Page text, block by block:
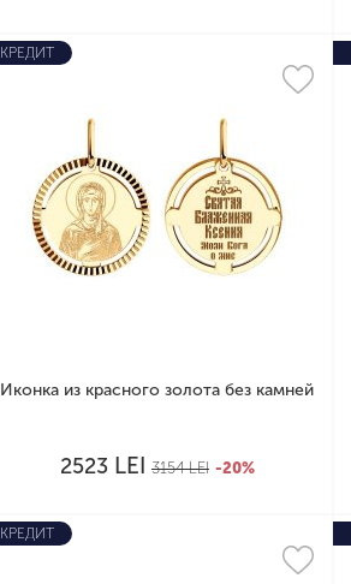
КРЕДИТ
Иконка из красного золота без камней
2523 LEI 3154LEI -20%
КРЕДИТ